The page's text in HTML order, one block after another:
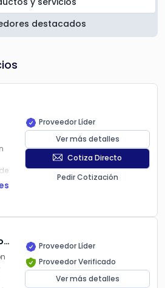
destacados
Proveedor Líder
Ver más detalles
Cotiza Directo
Pedir Cotización
Proveedor Líder
Proveedor Verificado
Ver más detalles